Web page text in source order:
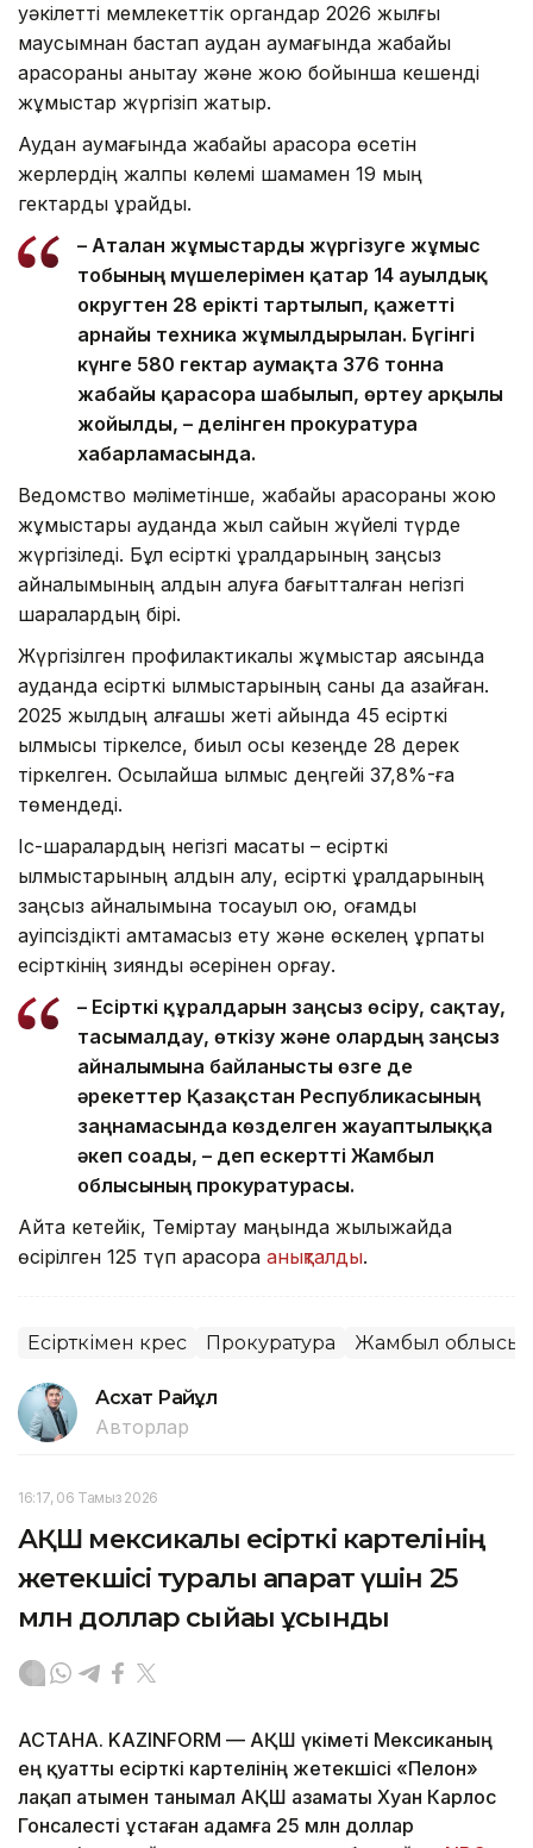
уәкілетті мемлекеттік органдар 2026 жылғы
маусымнан бастап аудан аумағында жабайы
қарасораны анықтау және жою бойынша кешенді
жұмыстар жүргізіп жатыр.
Аудан аумағында жабайы қарасора өсетін
жерлердің жалпы көлемі шамамен 19 мың
гектарды құрайды.
– Аталған жұмыстарды жүргізуге жұмыс
тобының мүшелерімен қатар 14 ауылдық
округтен 28 ерікті тартылып, қажетті
арнайы техника жұмылдырылған. Бүгінгі
күнге 580 гектар аумақта 376 тонна
жабайы қарасора шабылып, өртеу арқылы
жойылды, – делінген прокуратура
хабарламасында.
Ведомство мәліметінше, жабайы қарасораны жою
жұмыстары ауданда жыл сайын жүйелі түрде
жүргізіледі. Бұл есірткі құралдарының заңсыз
айналымының алдын алуға бағытталған негізгі
шаралардың бірі.
Жүргізілген профилактикалық жұмыстар аясында
ауданда есірткі қылмыстарының саны да азайған.
2025 жылдың алғашқы жеті айында 45 есірткі
қылмысы тіркелсе, биыл осы кезеңде 28 дерек
тіркелген. Осылайша қылмыс деңгейі 37,8%-ға
төмендеді.
Іс-шаралардың негізгі мақсаты – есірткі
қылмыстарының алдын алу, есірткі құралдарының
заңсыз айналымына тосқауыл қою, қоғамдық
қауіпсіздікті қамтамасыз ету және өскелең ұрпақты
есірткінің зиянды әсерінен қорғау.
– Есірткі құралдарын заңсыз өсіру, сақтау,
тасымалдау, өткізу және олардың заңсыз
айналымына байланысты өзге де
әрекеттер Қазақстан Республикасының
заңнамасында көзделген жауаптылыққа
әкеп соғады, – деп ескертті Жамбыл
облысының прокуратурасы.
Айта кетейік, Теміртау маңында жылыжайда
өсірілген 125 түп қарасора анықталды.
Есірткімен күрес Прокуратура Жамбыл облысы
Асхат Райқұл
Авторлар
16:17, 06 Тамыз 2026
АҚШ мексикалық есірткі картелінің
жетекшісі туралы ақпарат үшін 25
млн доллар сыйақы ұсынды
АСТАНА. KAZINFORM — АҚШ үкіметі Мексиканың
ең қуатты есірткі картелінің жетекшісі «Пелон»
лақап атымен танымал АҚШ азаматы Хуан Карлос
Гонсалесті ұстаған адамға 25 млн доллар